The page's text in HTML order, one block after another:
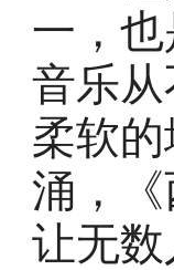
一，
音乐
柔软
涌，
让无